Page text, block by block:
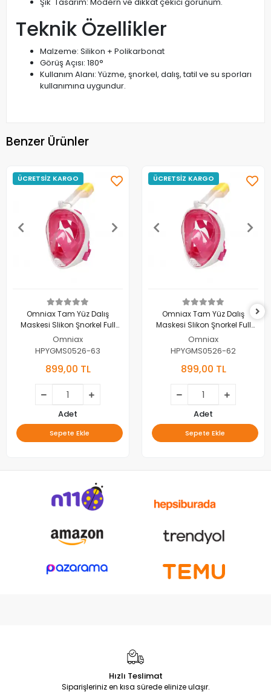
Teknik Özellikler
Malzeme: Silikon + Polikarbonat
Görüş Açısı: 180°
Kullanım Alanı: Yüzme, şnorkel, dalış, tatil ve su sporları
kullanımına uygundur.
Benzer Ürünler
ÜCRETSİZ KARGO
Omniax Tam Yüz Dalış
Maskesi Slikon Şnorkel Full
Face - Pembe - S/M
Omniax
HPYGMS0526-63
899,00 TL
Adet
Sepete Ekle
ÜCRETSİZ KARGO
Omniax Tam Yüz Dalış
Maskesi Slikon Şnorkel Full
Face - Pembe - L/XL
Omniax
HPYGMS0526-62
899,00 TL
Adet
Sepete Ekle
Hızlı Teslimat
Siparişleriniz en kısa sürede elinize ulaşır.